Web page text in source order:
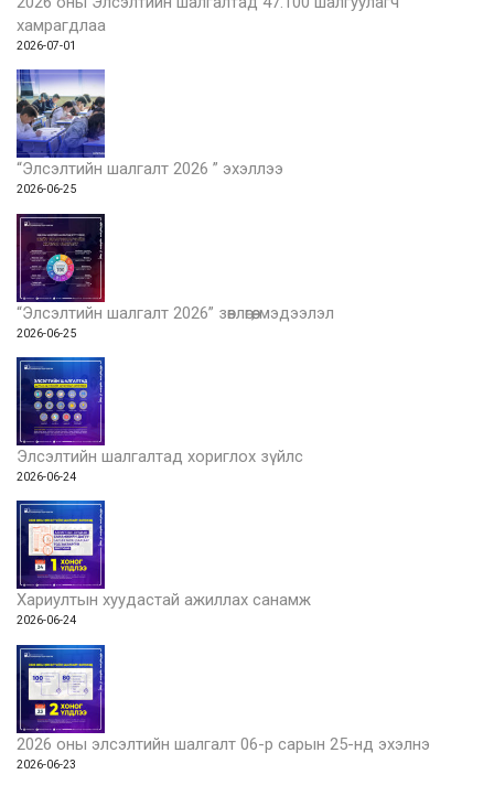
хамрагдлаа
2026-07-01
“Элсэлтийн шалгалт 2026 ” эхэллээ
2026-06-25
“Элсэлтийн шалгалт 2026” зөвлөгөө, мэдээлэл
2026-06-25
Элсэлтийн шалгалтад хориглох зүйлс
2026-06-24
Хариултын хуудастай ажиллах санамж
2026-06-24
2026 оны элсэлтийн шалгалт 06-р сарын 25-нд эхэлнэ
2026-06-23